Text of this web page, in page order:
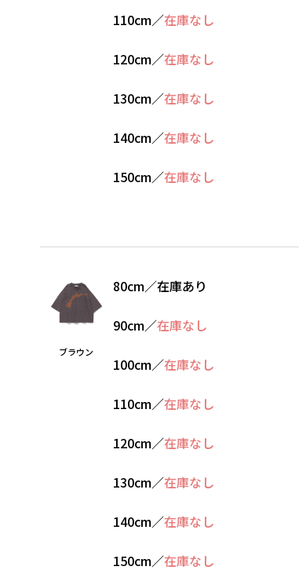
110cm／在庫なし
120cm／在庫なし
130cm／在庫なし
140cm／在庫なし
150cm／在庫なし
ブラウン
80cm／在庫あり
90cm／在庫なし
100cm／在庫なし
110cm／在庫なし
120cm／在庫なし
130cm／在庫なし
140cm／在庫なし
150cm／在庫なし